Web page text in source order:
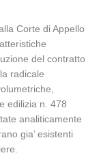
Corte di Appello
del contratto
radicale
edilizia n. 478
analiticamente
gia’ esistenti